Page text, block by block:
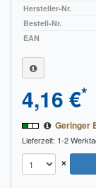
Hersteller-Nr.
Bestell-Nr.
EAN
4,16 €*
Geringer
Lieferzeit: 1-2
×